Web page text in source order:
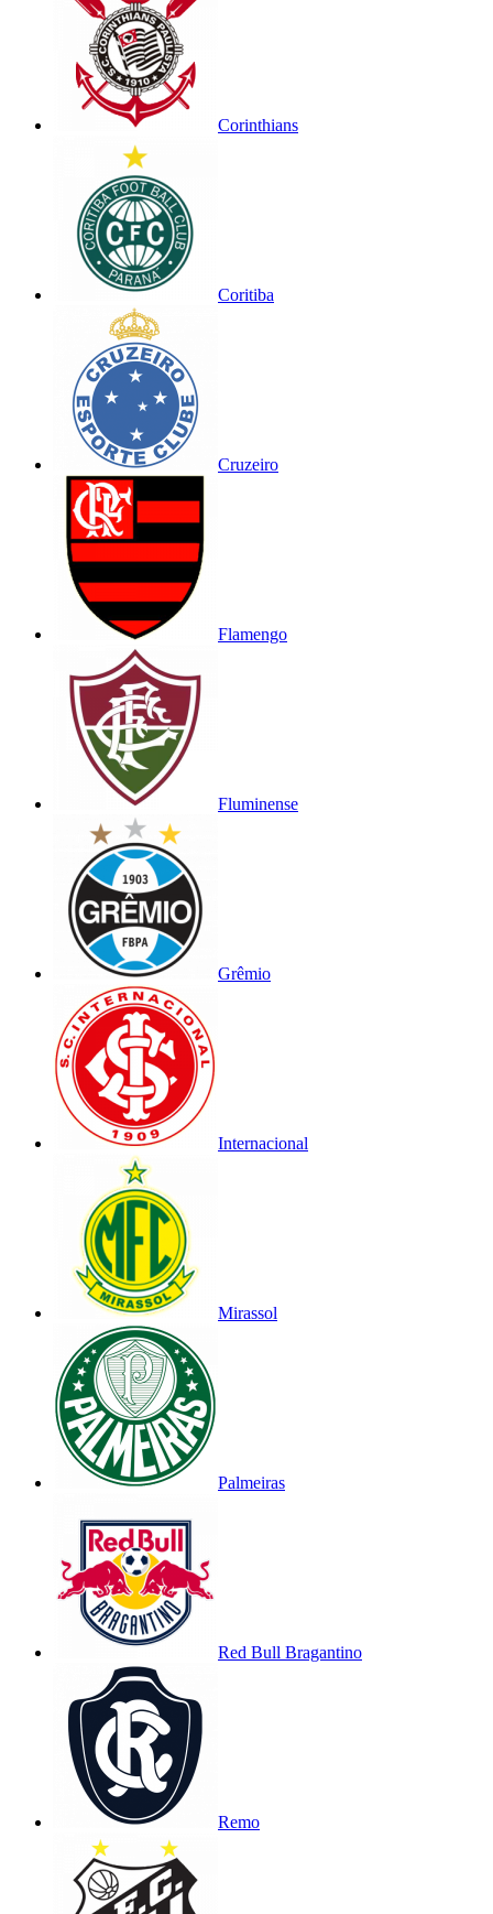
Corinthians
Coritiba
Cruzeiro
Flamengo
Fluminense
Grêmio
Internacional
Mirassol
Palmeiras
Red Bull Bragantino
Remo